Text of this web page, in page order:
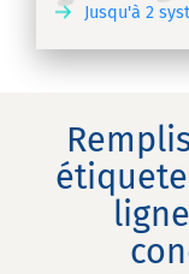
Jusqu'à 2